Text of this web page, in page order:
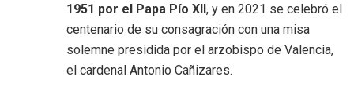
1951 por el Papa Pío XII, y en 2021 se celebró el
centenario de su consagración con una misa
solemne presidida por el arzobispo de Valencia,
el cardenal Antonio Cañizares.